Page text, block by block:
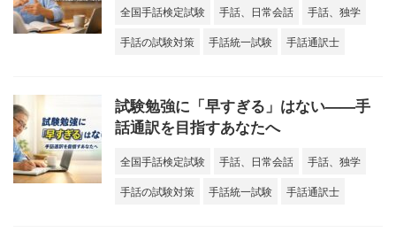
全国手話検定試験 手話、日常会話
手話、独学
手話の試験対策
手話統一試験 手話通訳士
試験勉強に「早すぎる」はない——手
話通訳を目指すあなたへ
全国手話検定試験 手話、日常会話
手話、独学
手話の試験対策
手話統一試験 手話通訳士